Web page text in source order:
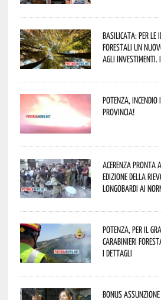
Basilicata: per le
forestali un
agli investimenti.
Potenza, incendio
provincia!
Acerenza pronta
edizione della
Longobardi ai
Potenza, per il
Carabinieri
I dettagli
Bonus